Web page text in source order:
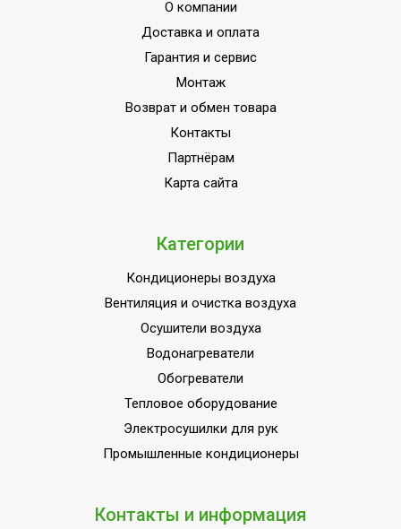
энергоэффективности
Количество ступеней
1
Точность установки
1,0 °С
Длина воздуховода для
вывода горячего воздуха
Инверторная технология
Нет
отключение при заполнении
емкости конденсатом
Да
Вес товара (нетто)
21.3
Режим осушения
Количество скоростей
воздушного потока
2
(охлаждение),BTU
О компании
Доставка и оплата
Гарантия и сервис
Монтаж
Возврат и обмен товара
Контакты
Партнёрам
Карта сайта
Категории
Кондиционеры воздуха
Вентиляция и очистка воздуха
Осушители воздуха
Водонагреватели
Обогреватели
Тепловое оборудование
Электросушилки для рук
Промышленные кондиционеры
Контакты и информация